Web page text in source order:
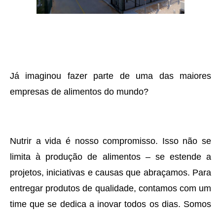
Já imaginou fazer parte de uma das maiores
empresas de alimentos do mundo?
Nutrir a vida é nosso compromisso. Isso não se
limita à produção de alimentos – se estende a
projetos, iniciativas e causas que abraçamos. Para
entregar produtos de qualidade, contamos com um
time que se dedica a inovar todos os dias. Somos